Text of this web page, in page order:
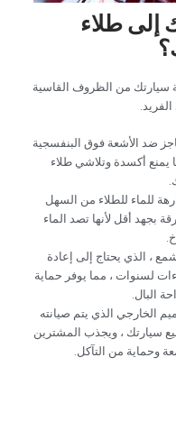
إلى طلاء
سيارتك من الظروف القاسية
ضد الأشعة فوق البنفسجية
يمنع أكسدة وتلاشي طلاء
للماء للطلاء من السهل
بجهد أقل لأنها تصد الماء
، الذي يحتاج إلى إعادة
لسنوات ، مما يوفر حماية
البال.‏
الخارجي الذي يتم صيانته
سيارتك ، ويجذب المشترين
وحماية من التآكل.‏